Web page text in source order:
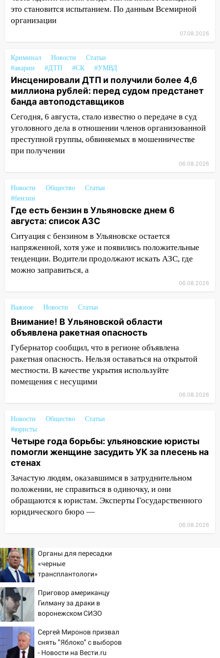
курьера: крупная авария в Ульяновске
15:15
Проводил до квартиры и ограбил:
14:26
В Ульяновске ограничат движение
по улице Ефремова
14:23 67% ульяновцев готовы
передумать увольняться, если им
повысят зарплату
14:01 Инсценировали ДТП и получили
более 4,6 миллиона рублей: перед
13:36 В Инзе произошел крупный пожар
13:00 В суде защитили репутацию
мужчины, которого необоснованно
обвиняли в жестоком обращении с
животными
12:28 Миллион на «льготниках»: в
Ульяновской области перевозчик
12:10
Ульяновский алиментщик накопил
120 тысяч долга
11:49 Снят режим «Ракетная
опасность» на территории Ульяновской
области
11:30 Кабмин РФ разрешил до 1 июля
2027 года импорт, выпуск и обращение
11:12
Соцсети: на Рябикова автомобиль
врезался в забор
10:27 Где есть бензин в Ульяновске
днем 6 августа: список АЗС
10:16 Внимание! В Ульяновской области
объявлена ракетная опасность
10:00 В Старомайнском районе утонул
51-летний мужчина
09:44
Ульяновские спасатели помогли
юному велосипедисту на улице
Чернышевского
08:21
В Заволжском районе украли два
велосипеда
07:18
В Ульяновск идет
тридцатиградусная жара: какая будет
погода в четверг
это становится испытанием. По данным Всемирной
организации
07.08.2026
Криминал Новости
Статьи
#аварии
#ДТП #СК #УМВД
Инсценировали ДТП и получили более 4,6
миллиона рублей: перед судом предстанет
банда автоподставщиков
Сегодня, 6 августа, стало известно о передаче в суд
уголовного дела в отношении членов организованной
преступной группы, обвиняемых в мошенничестве
при получении
06.08.2026
Новости Общество
Статьи
#бензин
Где есть бензин в Ульяновске днем 6
августа: список АЗС
Ситуация с бензином в Ульяновске остается
напряженной, хотя уже и появились положительные
тенденции. Водители продолжают искать АЗС, где
можно заправиться, а
06.08.2026
Важное Новости Статьи
Внимание! В Ульяновской области
объявлена ракетная опасность
Губернатор сообщил, что в регионе объявлена
ракетная опасность. Нельзя оставаться на открытой
местности. В качестве укрытия используйте
помещения с несущими
06.08.2026
Новости Общество
Статьи
#юристы
Четыре года борьбы: ульяновские юристы
помогли женщине засудить УК за плесень на
стенах
Зачастую людям, оказавшимся в затруднительном
положении, не справиться в одиночку, и они
обращаются к юристам. Эксперты Государственного
юридического бюро —
06.08.2026
Органы для пересадки
«черные
трансплантологи»
пациентов
Приговор американцу
Гилману за драки в
воронежском СИЗО
Новости на Вести.ru
Сергей Миронов призвал
снять "Яблоко" с выборов
- Новости на Вести.ru